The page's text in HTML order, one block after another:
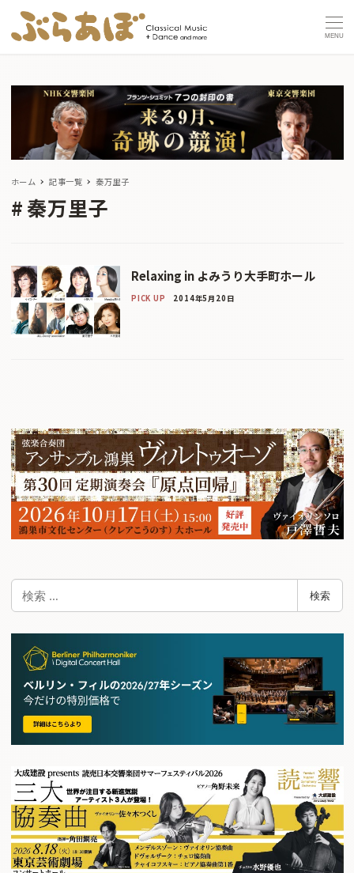
MENU
ホーム 記事一覧 秦万里子
秦万里子
Relaxing in よみうり大手町ホール
PICK UP 2014年5月20日
検
索
検索